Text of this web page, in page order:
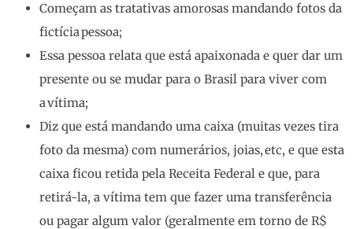
Começam as tratativas amorosas mandando fotos da
fictícia pessoa;
Essa pessoa relata que está apaixonada e quer dar um
presente ou se mudar para o Brasil para viver com
a vítima;
Diz que está mandando uma caixa (muitas vezes tira
foto da mesma) com numerários, joias, etc, e que esta
caixa ficou retida pela Receita Federal e que, para
retirá-la, a vítima tem que fazer uma transferência
ou pagar algum valor (geralmente em torno de R$